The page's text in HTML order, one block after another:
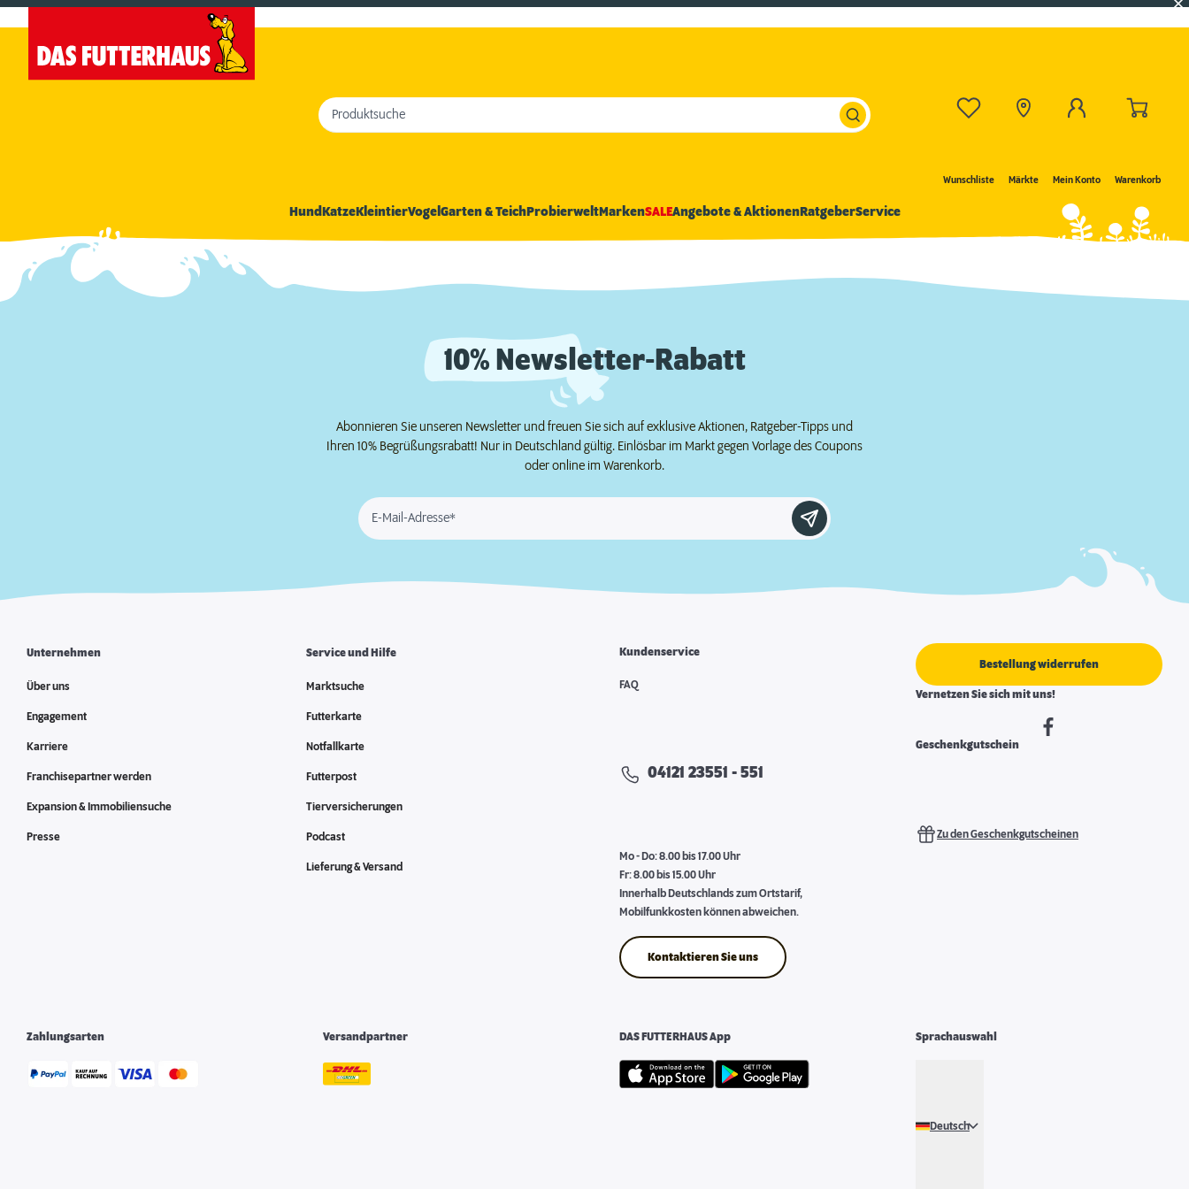
Wunschliste Märkte Mein Konto Warenkorb
Produktsuche
HundKatzeKleintierVogel Garten & TeichProbierweltMarkenSALEAngebote & AktionenRatgeberService
10% Newsletter-Rabatt
Abonnieren Sie unseren Newsletter und freuen Sie sich auf exklusive Aktionen, Ratgeber-Tipps und
Ihren 10% Begrüßungsrabatt! Nur in Deutschland gültig. Einlösbar im Markt gegen Vorlage des Coupons
oder online im Warenkorb.
E-Mail-Adresse*
Unternehmen
Über uns
Engagement
Karriere
Franchisepartner werden
Expansion & Immobiliensuche
Presse
Service und Hilfe
Marktsuche
Futterkarte
Notfallkarte
Futterpost
Tierversicherungen
Podcast
Lieferung & Versand
Kundenservice
FAQ
04121 23551 - 551
Mo - Do: 8.00 bis 17.00 Uhr
Fr: 8.00 bis 15.00 Uhr
Innerhalb Deutschlands zum Ortstarif,
Mobilfunkkosten können abweichen.
Kontaktieren Sie uns
Bestellung widerrufen
Vernetzen Sie sich mit uns!
Geschenkgutschein
Zu den Geschenkgutscheinen
Zahlungsarten Versandpartner DAS FUTTERHAUS App Sprachauswahl
Deutsch